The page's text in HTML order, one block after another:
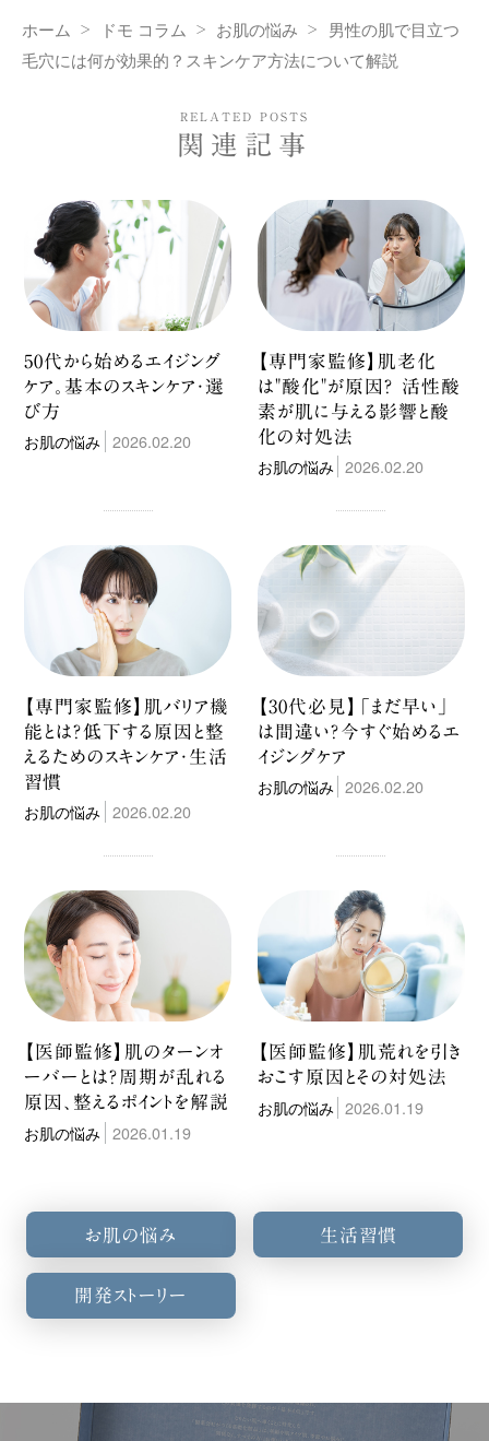
ホーム ドモ コラム お肌の悩み
男性の肌で目立つ
毛穴には何が効果的？スキンケア方法について解説
RELATED POSTS
関連記事
50代から始めるエイジング
ケア。基本のスキンケア・選
び方
お肌の悩み 2026.02.20
【専門家監修】肌老化
は"酸化"が原因？ 活性酸
素が肌に与える影響と酸
化の対処法
お肌の悩み 2026.02.20
【専門家監修】肌バリア機
能とは？低下する原因と整
えるためのスキンケア・生活
習慣
お肌の悩み 2026.02.20
【30代必見】「まだ早い」
は間違い？今すぐ始めるエ
イジングケア
お肌の悩み 2026.02.20
【医師監修】肌のターンオ
ーバーとは？周期が乱れる
原因、整えるポイントを解説
お肌の悩み 2026.01.19
【医師監修】肌荒れを引き
おこす原因とその対処法
お肌の悩み 2026.01.19
お肌の悩み 生活習慣
開発ストーリー